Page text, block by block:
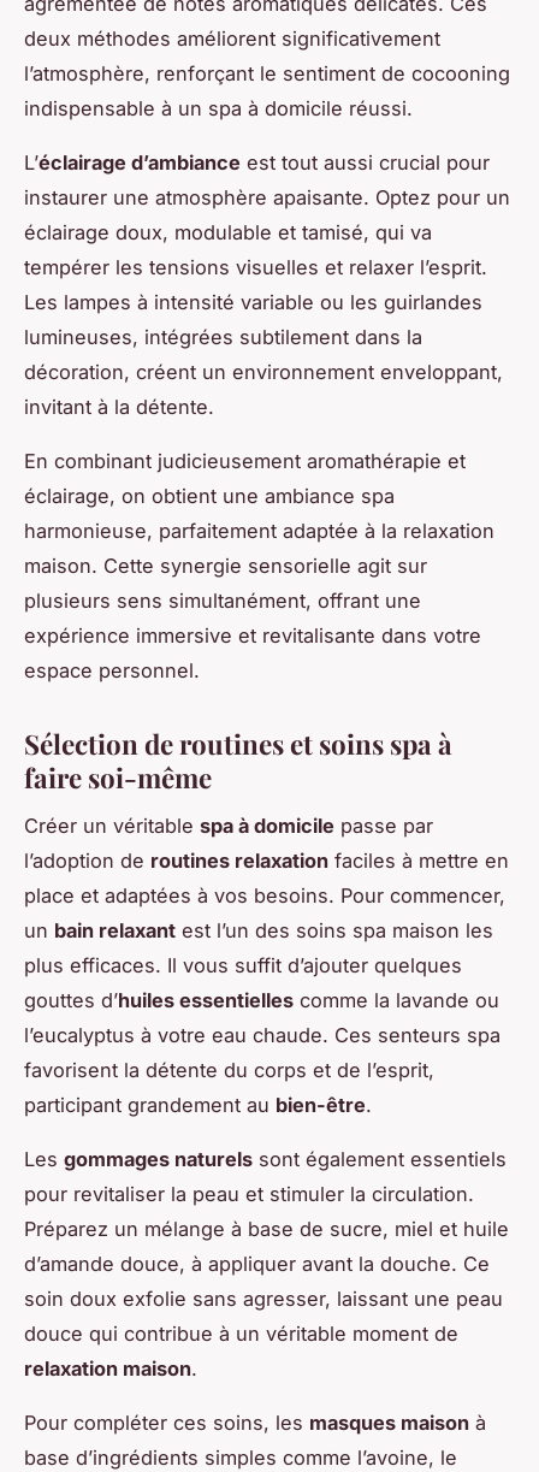
deux méthodes améliorent significativement
l’atmosphère, renforçant le sentiment de cocooning
indispensable à un spa à domicile réussi.
L’éclairage d’ambiance est tout aussi crucial pour
instaurer une atmosphère apaisante. Optez pour un
éclairage doux, modulable et tamisé, qui va
tempérer les tensions visuelles et relaxer l’esprit.
Les lampes à intensité variable ou les guirlandes
lumineuses, intégrées subtilement dans la
décoration, créent un environnement enveloppant,
invitant à la détente.
En combinant judicieusement aromathérapie et
éclairage, on obtient une ambiance spa
harmonieuse, parfaitement adaptée à la relaxation
maison. Cette synergie sensorielle agit sur
plusieurs sens simultanément, offrant une
expérience immersive et revitalisante dans votre
espace personnel.
Sélection de routines et soins spa à
faire soi-même
Créer un véritable spa à domicile passe par
l’adoption de routines relaxation faciles à mettre en
place et adaptées à vos besoins. Pour commencer,
un bain relaxant est l’un des soins spa maison les
plus efficaces. Il vous suffit d’ajouter quelques
gouttes d’huiles essentielles comme la lavande ou
l’eucalyptus à votre eau chaude. Ces senteurs spa
favorisent la détente du corps et de l’esprit,
participant grandement au bien-être.
Les gommages naturels sont également essentiels
pour revitaliser la peau et stimuler la circulation.
Préparez un mélange à base de sucre, miel et huile
d’amande douce, à appliquer avant la douche. Ce
soin doux exfolie sans agresser, laissant une peau
douce qui contribue à un véritable moment de
relaxation maison.
Pour compléter ces soins, les masques maison à
base d’ingrédients simples comme l’avoine, le